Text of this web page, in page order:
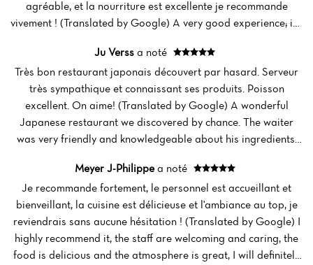
agréable, et la nourriture est excellente je recommande
vivement ! (Translated by Google) A very good experience; it's
therefore calm and the atmosphere is peaceful. The staff is
very pleasant, and the food is excellent. I highly recommend
it!
Ju Verss a noté
Très bon restaurant japonais découvert par hasard. Serveur
très sympathique et connaissant ses produits. Poisson
excellent. On aime! (Translated by Google) A wonderful
Japanese restaurant we discovered by chance. The waiter
was very friendly and knowledgeable about his ingredients.
Meyer J-Philippea noté
Je recommande fortement, le personnel est accueillant et
bienveillant, la cuisine est délicieuse et l'ambiance au top, je
reviendrais sans aucune hésitation ! (Translated by Google) I
highly recommend it, the staff are welcoming and caring, the
food is delicious and the atmosphere is great, I will definitely
Accueil
Actualités